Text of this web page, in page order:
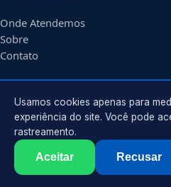
Onde Atendemos
Sobre
Contato
CONTATO
Atendimento em
2026 Araraquara
.
Usamos cookies apenas para
experiência do site. Você pode
rastreamento.
Aceitar Recusar